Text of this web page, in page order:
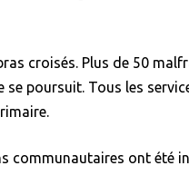
croisés. Plus de 50
poursuit. Tous les
communautaires ont été